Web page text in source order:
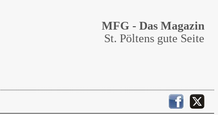
MFG - Das Magazin
St. Pöltens gute Seite